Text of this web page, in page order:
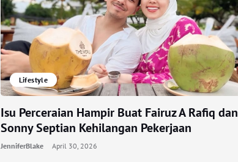
Lifestyle
Isu Perceraian Hampir Buat Fairuz A Rafiq dan
Sonny Septian Kehilangan Pekerjaan
JenniferBlake April 30, 2026